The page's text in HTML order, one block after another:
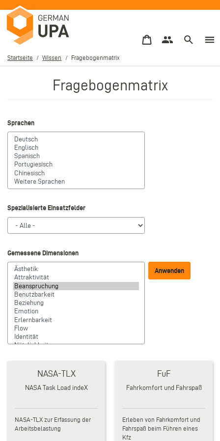
zum
Inhalt
Pfadnavigation
Startseite Wissen Fragebogenmatrix
Fragebogenmatrix
Sprachen
Spezialisierte Einsatzfelder
Gemessene Dimensionen
NASA-TLX
NASA Task Load indeX
NASA-TLX zur Erfassung der
Arbeitsbelastung
FuF
Fahrkomfort und Fahrspaß
Erleben von Fahrkomfort und
Fahrspaß beim Führen eines
Kfz